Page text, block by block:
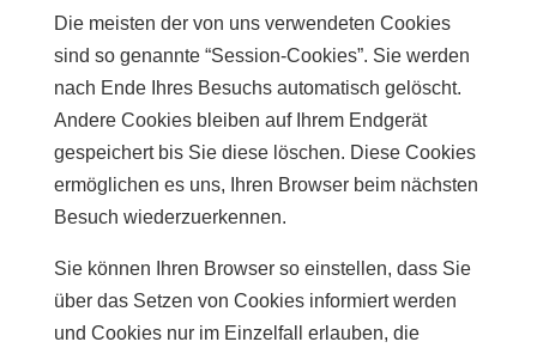
Die meisten der von uns verwendeten Cookies
sind so genannte “Session-Cookies”. Sie werden
nach Ende Ihres Besuchs automatisch gelöscht.
Andere Cookies bleiben auf Ihrem Endgerät
gespeichert bis Sie diese löschen. Diese Cookies
ermöglichen es uns, Ihren Browser beim nächsten
Besuch wiederzuerkennen.
Sie können Ihren Browser so einstellen, dass Sie
über das Setzen von Cookies informiert werden
und Cookies nur im Einzelfall erlauben, die